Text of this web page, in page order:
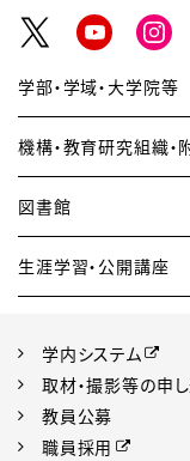
学部・学域・大学院等
機構・教育研究組織・
図書館
生涯学習・公開講座
学内システム
取材・撮影等の申
教員公募
職員採用